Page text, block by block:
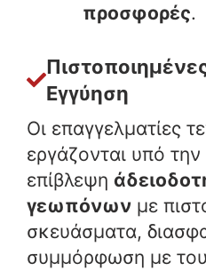
προσφορές.
Εγγύηση
Οι επαγγελματίες
εργάζονται υπό την
επίβλεψη
γεωπόνων με
σκευάσματα,
συμμόρφωση με